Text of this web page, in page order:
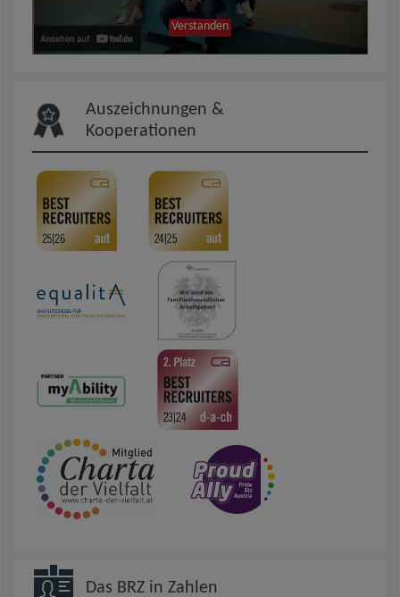
Verstanden
Auszeichnungen &
Kooperationen
Das BRZ in Zahlen